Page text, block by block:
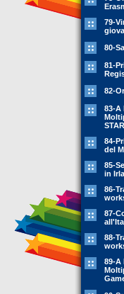
79-
80-
81-
82-
83-A
84-
del
85-
in
86-
87-
88-
89-A